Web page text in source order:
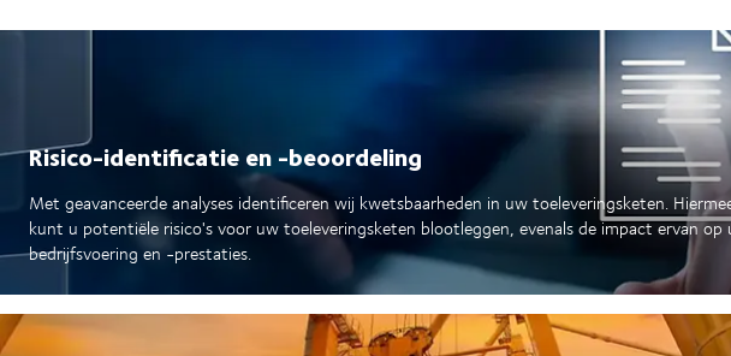
Risico-identificatie en -beoordeling
Met geavanceerde analyses identificeren wij kwetsbaarheden in uw toeleveringsketen.
kunt u potentiële risico's voor uw toeleveringsketen blootleggen, evenals de impact ervan op
bedrijfsvoering en -prestaties.